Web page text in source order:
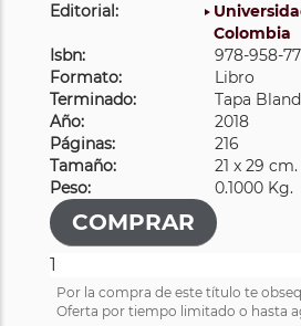
Editorial:
Colombia
Isbn:
978-958-
Formato:
Libro
Terminado:
Tapa
Año:
2018
Páginas:
216
Tamaño:
21 x 29 cm.
Peso:
0.1000 Kg.
Por la compra de este título te
Oferta por tiempo limitado o hasta